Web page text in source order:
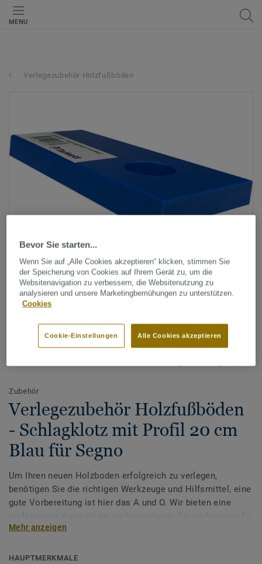
MENU
Verlegezubehör Holzfußböden
Zubehör
Verlegezubehör Holzfußböden
- Schlagklotz mit Profil 20 cm
Blau für Segno
Um Ihren neuen Holzboden erfolgreich zu verlegen,
benötigen Sie die richtigen Werkzeuge und Hilfsmittel, eine
gute Vorbereitung ist hier das A und O. Wir bieten eine
Verleger als auch für Heimwerker.
Mehr anzeigen
HAUPTMERKMALE
Bevor Sie starten...
Wenn Sie auf „Alle Cookies akzeptieren“ klicken, stimmen Sie
der Speicherung von Cookies auf Ihrem Gerät zu, um die
Websitenavigation zu verbessern, die Websitenutzung zu
analysieren und unsere Marketingbemühungen zu unterstützen.
Cookies
Alle Cookies akzeptieren
Cookie-Einstellungen